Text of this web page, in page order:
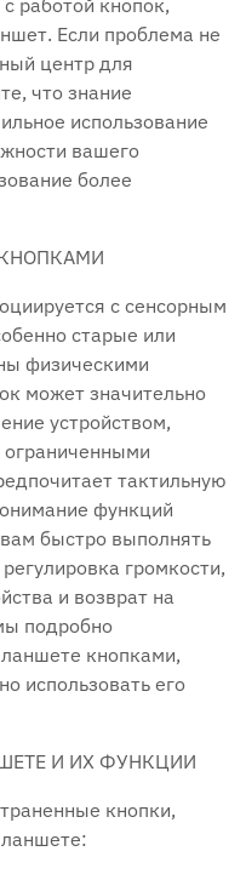
работой кнопок,
Если проблема не
центр для
что знание
использование
вашего
более
с сенсорным
старые или
физическими
может значительно
устройством,
ограниченными
тактильную
функций
быстро выполнять
громкости,
и возврат на
подробно
кнопками,
использовать его
И ИХ ФУНКЦИИ
кнопки,